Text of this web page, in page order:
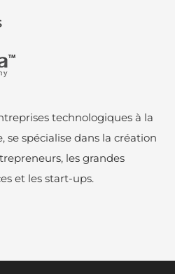
technologiques à la
se spécialise dans la création
les grandes
et les start-ups.